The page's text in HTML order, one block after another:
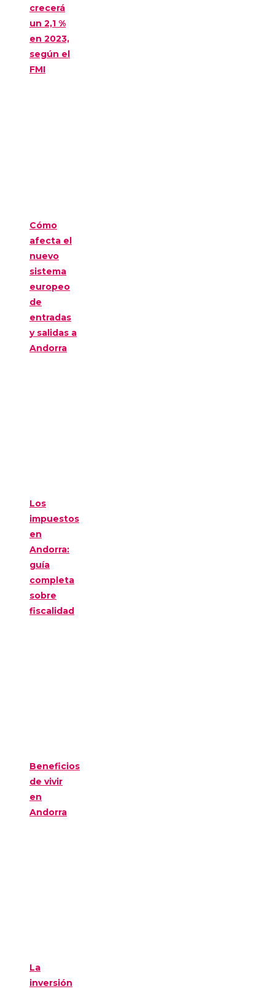
crecerá
un 2,1 %
en 2023,
según el
FMI
Cómo
afecta el
nuevo
sistema
europeo
de
entradas
y salidas a
Andorra
Los
impuestos
en
Andorra:
guía
completa
sobre
fiscalidad
Beneficios
de vivir
en
Andorra
La
inversión